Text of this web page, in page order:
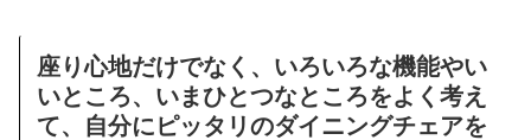
座り心地だけでなく、いろいろな機能やい
いところ、いまひとつなところをよく考え
て、自分にピッタリのダイニングチェアを